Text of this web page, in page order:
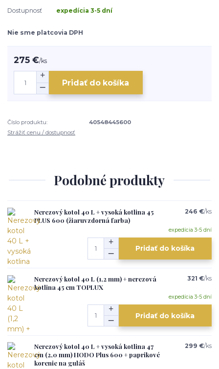
Dostupnosť expedícia 3-5 dní
Nie sme platcovia DPH
275 €/ks
Pridať do košíka
Číslo produktu:
40548445600
Strážiť cenu / dostupnosť
Podobné produkty
Nerezový kotol 40 L + vysoká kotlina 45
PLUS 600 (žiaruvzdorná farba)
246 €/ks
expedícia 3-5 dní
Pridať do košíka
Nerezový kotol 40 L (1,2 mm) + nerezová
kotlina 45 cm TOPLUX
321 €/ks
expedícia 3-5 dní
Pridať do košíka
Nerezový kotol 40 L + vysoká kotlina 47
cm (2,0 mm) HODO Plus 600 + paprikové
korenie na guláš
299 €/ks